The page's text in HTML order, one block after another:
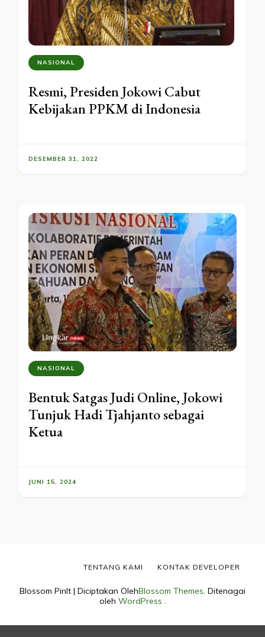
NASIONAL
Resmi, Presiden Jokowi Cabut
Kebijakan PPKM di Indonesia
DESEMBER 31, 2022
NASIONAL
Bentuk Satgas Judi Online, Jokowi
Tunjuk Hadi Tjahjanto sebagai
Ketua
JUNI 15, 2024
Blossom PinIt | Diciptakan OlehBlossom Themes. Ditenagai
oleh WordPress .
TENTANG KAMI KONTAK DEVELOPER